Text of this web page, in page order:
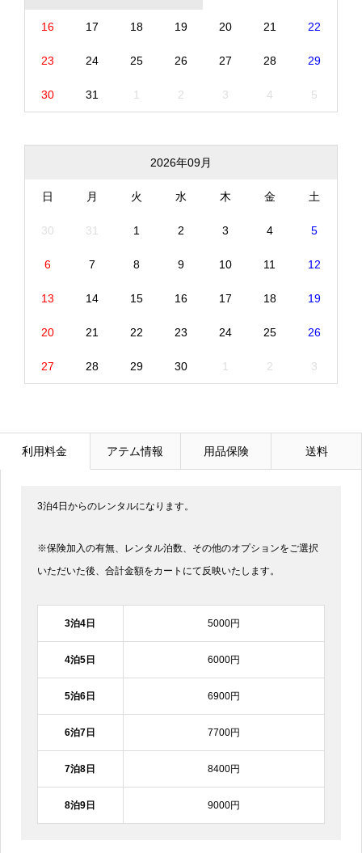
16 17 18 19 20 21 22
23 24 25 26 27 28 29
30 31 1 2 3 4 5
2026年09月
日 月 火 水 木 金 土
30 31 1 2 3 4 5
6 7 8 9 10 11 12
13 14 15 16 17 18 19
20 21 22 23 24 25 26
27 28 29 30 1 2 3
利用料金 アテム情報 用品保険 送料
3泊4日からのレンタルになります。
※保険加入の有無、レンタル泊数、その他のオプションをご選択
いただいた後、合計金額をカートにて反映いたします。
3泊4日 5000円
4泊5日 6000円
5泊6日 6900円
6泊7日 7700円
7泊8日 8400円
8泊9日 9000円